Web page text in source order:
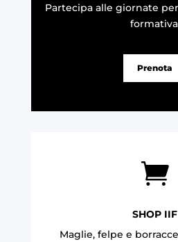
Partecipa alle giornate
formativa
Prenota

SHOP IIF
Maglie, felpe e